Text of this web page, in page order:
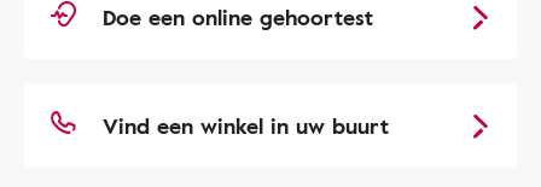
Doe een online gehoortest
Vind een winkel in uw buurt